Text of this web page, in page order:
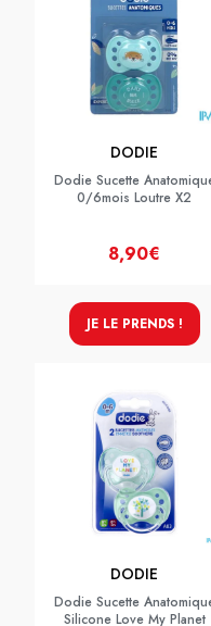
DODIE
Dodie Sucette
0/6mois Loutre X2
8,90€
JE LE PRENDS !
DODIE
Dodie Sucette
Silicone Love My Planet